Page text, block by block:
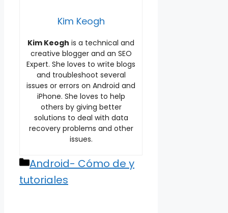
Kim Keogh
Kim Keogh is a technical and
creative blogger and an SEO
Expert. She loves to write blogs
and troubleshoot several
issues or errors on Android and
iPhone. She loves to help
others by giving better
solutions to deal with data
recovery problems and other
issues.
Categories
Android- Cómo de y
tutoriales